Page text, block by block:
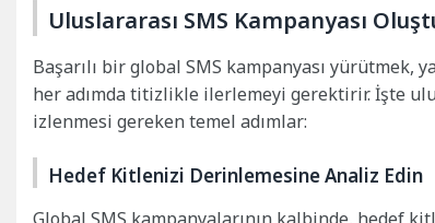
Uluslararası SMS Kampanyası
Başarılı bir global SMS kampanyası yürütmek,
her adımda titizlikle ilerlemeyi gerektirir. İşte
izlenmesi gereken temel adımlar:
Hedef Kitlenizi Derinlemesine Analiz Edin